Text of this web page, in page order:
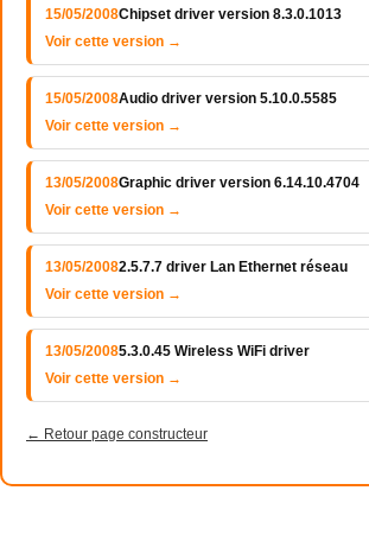
15/05/2008Chipset driver version 8.3.0.1013
Voir cette version →
15/05/2008Audio driver version 5.10.0.5585
Voir cette version →
13/05/2008Graphic driver version 6.14.10.4704
Voir cette version →
13/05/20082.5.7.7 driver Lan Ethernet réseau
Voir cette version →
13/05/20085.3.0.45 Wireless WiFi driver
Voir cette version →
← Retour page constructeur